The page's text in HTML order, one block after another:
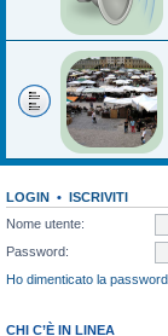
LOGIN • ISCRIVITI
Nome utente:
Password:
Ho dimenticato la password
CHI C’È IN LINEA